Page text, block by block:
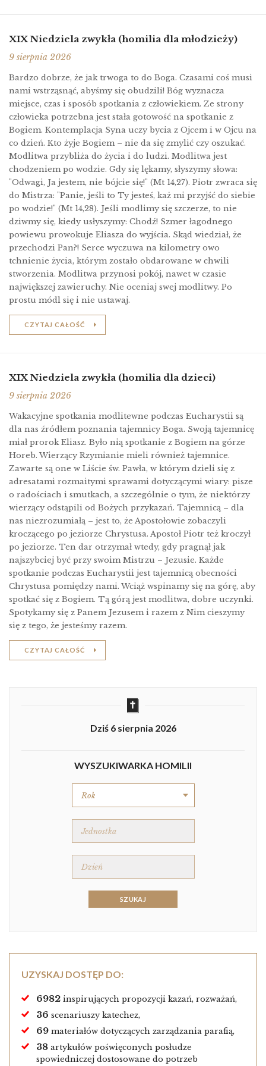
XIX Niedziela zwykła (homilia dla młodzieży)
9 sierpnia 2026
Bardzo dobrze, że jak trwoga to do Boga. Czasami coś musi
nami wstrząsnąć, abyśmy się obudzili! Bóg wyznacza
miejsce, czas i sposób spotkania z człowiekiem. Ze strony
człowieka potrzebna jest stała gotowość na spotkanie z
Bogiem. Kontemplacja Syna uczy bycia z Ojcem i w Ojcu na
co dzień. Kto żyje Bogiem – nie da się zmylić czy oszukać.
Modlitwa przybliża do życia i do ludzi. Modlitwa jest
chodzeniem po wodzie. Gdy się lękamy, słyszymy słowa:
"Odwagi, Ja jestem, nie bójcie się!" (Mt 14,27). Piotr zwraca się
do Mistrza: "Panie, jeśli to Ty jesteś, każ mi przyjść do siebie
po wodzie!" (Mt 14,28). Jeśli modlimy się szczerze, to nie
dziwmy się, kiedy usłyszymy: Chodź! Szmer łagodnego
powiewu prowokuje Eliasza do wyjścia. Skąd wiedział, że
przechodzi Pan?! Serce wyczuwa na kilometry owo
tchnienie życia, którym zostało obdarowane w chwili
stworzenia. Modlitwa przynosi pokój, nawet w czasie
największej zawieruchy. Nie oceniaj swej modlitwy. Po
prostu módl się i nie ustawaj.
CZYTAJ CAŁOŚĆ
XIX Niedziela zwykła (homilia dla dzieci)
9 sierpnia 2026
Wakacyjne spotkania modlitewne podczas Eucharystii są
dla nas źródłem poznania tajemnicy Boga. Swoją tajemnicę
miał prorok Eliasz. Było nią spotkanie z Bogiem na górze
Horeb. Wierzący Rzymianie mieli również tajemnice.
Zawarte są one w Liście św. Pawła, w którym dzieli się z
adresatami rozmaitymi sprawami dotyczącymi wiary: pisze
o radościach i smutkach, a szczególnie o tym, że niektórzy
wierzący odstąpili od Bożych przykazań. Tajemnicą – dla
nas niezrozumiałą – jest to, że Apostołowie zobaczyli
kroczącego po jeziorze Chrystusa. Apostoł Piotr też kroczył
po jeziorze. Ten dar otrzymał wtedy, gdy pragnął jak
najszybciej być przy swoim Mistrzu – Jezusie. Każde
spotkanie podczas Eucharystii jest tajemnicą obecności
Chrystusa pomiędzy nami. Wciąż wspinamy się na górę, aby
spotkać się z Bogiem. Tą górą jest modlitwa, dobre uczynki.
Spotykamy się z Panem Jezusem i razem z Nim cieszymy
się z tego, że jesteśmy razem.
CZYTAJ CAŁOŚĆ
Dziś 6 sierpnia 2026
WYSZUKIWARKA HOMILII
UZYSKAJ DOSTĘP DO:
6982 inspirujących propozycji kazań, rozważań,
36 scenariuszy katechez,
69 materiałów dotyczących zarządzania parafią,
38 artykułów poświęconych posłudze
spowiedniczej dostosowane do potrzeb